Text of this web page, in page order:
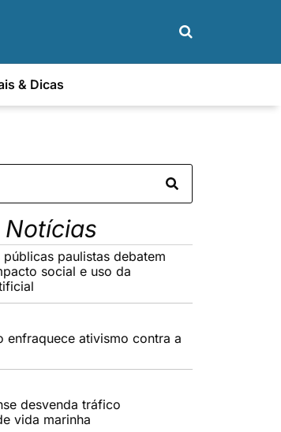
& Dicas
Notícias
paulistas debatem
social e uso da
enfraquece ativismo contra a
desvenda tráfico
vida marinha